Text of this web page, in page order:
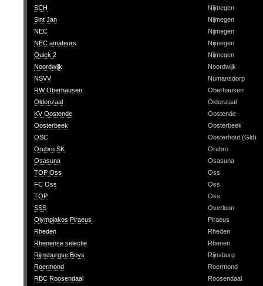
SCH
Nijmegen
Sint Jan
Nijmegen
NEC
Nijmegen
NEC amateurs
Nijmegen
Quick 2
Nijmegen
Noordwijk
Noordwijk
NSVV
Numansdorp
RW Oberhausen
Oberhausen
Oldenzaal
Oldenzaal
KV Oostende
Oostende
Oosterbeek
Oosterbeek
OSC
Oosterhout (Gld)
Orebro SK
Orebro
Osasuna
Osasuna
TOP Oss
Oss
FC Oss
Oss
TOP
Oss
SSS
Overloon
Olympiakos Piraeus
Piraeus
Rheden
Rheden
Rhenense selectie
Rhenen
Rijnsburgse Boys
Rijnsburg
Roermond
Roermond
RBC Roosendaal
Roosendaal